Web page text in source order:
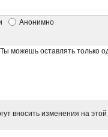
Анонимно
Ты можешь оставлять только
вносить изменения на